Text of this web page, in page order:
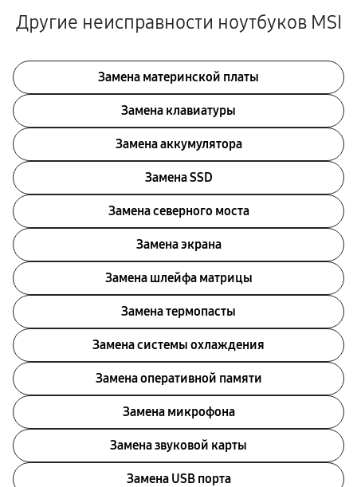
Другие неисправности ноутбуков MSI
Замена материнской платы
Замена клавиатуры
Замена аккумулятора
Замена SSD
Замена северного моста
Замена экрана
Замена шлейфа матрицы
Замена термопасты
Замена системы охлаждения
Замена оперативной памяти
Замена микрофона
Замена звуковой карты
Замена USB порта